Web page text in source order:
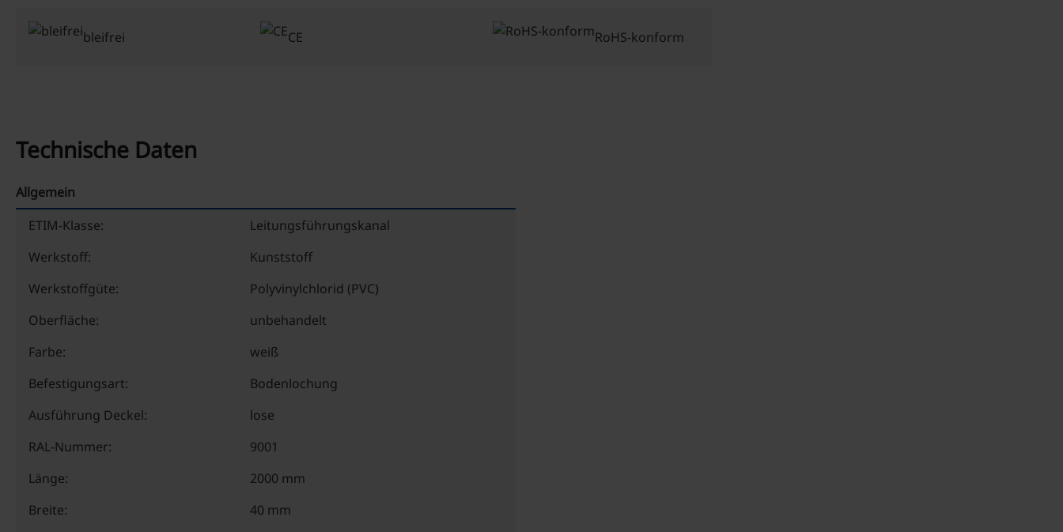
bleifrei CE RoHS-konform
Technische Daten
Allgemein
ETIM-Klasse:
Leitungsführungskanal
Werkstoff:
Kunststoff
Werkstoffgüte:
Polyvinylchlorid (PVC)
Oberfläche:
unbehandelt
Farbe:
weiß
Befestigungsart:
Bodenlochung
Ausführung Deckel:
lose
RAL-Nummer:
9001
Länge:
2000 mm
Breite:
40 mm